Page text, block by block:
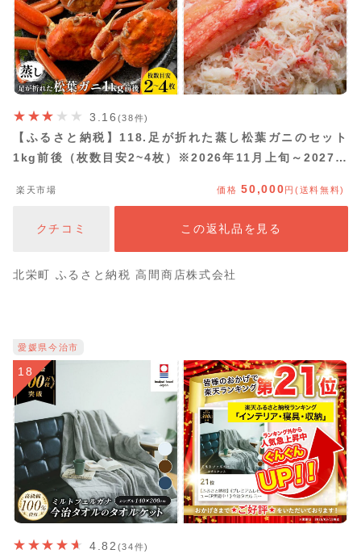
3.16 (38件)
【ふるさと納税】118.足が折れた蒸し松葉ガニのセット
1kg前後（枚数目安2~4枚）※2026年11月上旬～2027年
に カニ味噌 みそ ズワイガニ 鳥取県 北栄町 おすすめ 人
楽天市場 価格50,000円(送料無料)
クチコミ この返礼品を見る
北栄町 ふるさと納税 高間商店株式会社
愛媛県今治市
18
4.82 (34件)